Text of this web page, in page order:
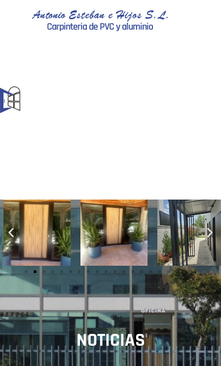
Antonio Esteban e Hijos S.L.
Carpinteria de PVC y aluminio
NOTICIAS